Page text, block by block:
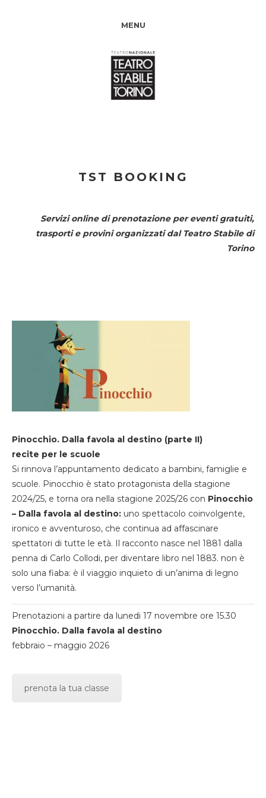
MENU
TST BOOKING
Servizi online di prenotazione per eventi gratuiti,
trasporti e provini organizzati dal Teatro Stabile di
Torino
Pinocchio. Dalla favola al destino (parte II)
recite per le scuole
Si rinnova l’appuntamento dedicato a bambini, famiglie e
scuole. Pinocchio è stato protagonista della stagione
2024/25, e torna ora nella stagione 2025/26 con Pinocchio
– Dalla favola al destino: uno spettacolo coinvolgente,
ironico e avventuroso, che continua ad affascinare
spettatori di tutte le età. Il racconto nasce nel 1881 dalla
penna di Carlo Collodi, per diventare libro nel 1883. non è
solo una fiaba: è il viaggio inquieto di un’anima di legno
verso l’umanità.
Prenotazioni a partire da lunedi 17 novembre ore 15.30
Pinocchio. Dalla favola al destino
febbraio – maggio 2026
prenota la tua classe